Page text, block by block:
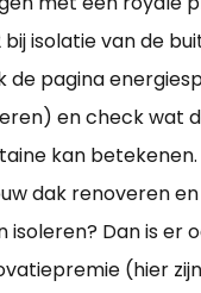
isolatie van de
de pagina
en check wat
kan betekenen.
dak renoveren
isoleren? Dan is er
(hier